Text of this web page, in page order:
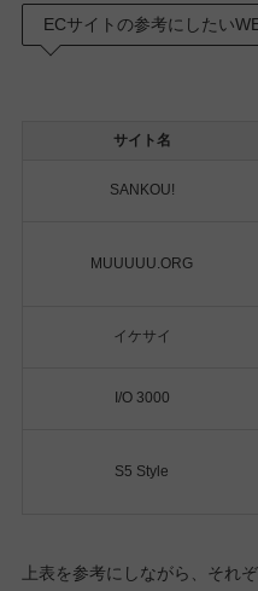
ECサイトの参考にしたい
サイト名
SANKOU!
MUUUUU.ORG
イケサイ
I/O 3000
S5 Style
上表を参考にしながら、それ